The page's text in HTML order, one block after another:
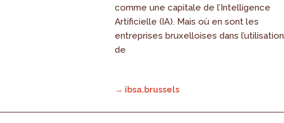
comme une capitale de l’Intelligence
Artificielle (IA). Mais où en sont les
entreprises bruxelloises dans l’utilisation
de
→ ibsa.brussels